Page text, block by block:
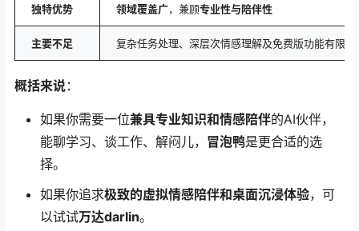
独特优势 领域覆盖广，兼顾专业性与陪伴性
主要不足 复杂任务处理、深层次情感理解及免费版功能有限
概括来说：
如果你需要一位兼具专业知识和情感陪伴的AI伙伴，
能聊学习、谈工作、解闷儿， 冒泡鸭是更合适的选
择。
如果你追求极致的虚拟情感陪伴和桌面沉浸体验，可
以试试万达darlin。